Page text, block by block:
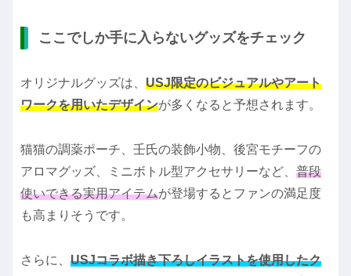
ここでしか手に入らないグッズをチェック
オリジナルグッズは、 USJ限定のビジュアルやアート
ワークを用いたデザインが多くなると予想されます。
猫猫の調薬ポーチ、壬氏の装飾小物、後宮モチーフの
アロマグッズ、ミニボトル型アクセサリーなど、 普段
使いできる実用アイテムが登場するとファンの満足度
も高まりそうです。
さらに、 USJコラボ描き下ろしイラストを使用したク